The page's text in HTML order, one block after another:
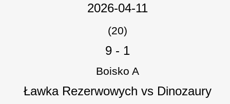
2026-04-11
(20)
9- 1
Boisko A
Ławka Rezerwowych vs Dinozaury